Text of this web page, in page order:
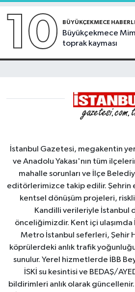
10 BÜYÜKÇEKMECE
Büyükçekmece
toprak kayması
İstanbul Gazetesi, megakentin
ve Anadolu Yakası'nın tüm
mahalle sorunları ve İlçe
editörlerimizce takip edilir. Şehrin
kentsel dönüşüm projeleri, riskli
Kandilli verileriyle İstanbul
önceliğimizdir. Kent içi ulaşımda
Metro İstanbul seferleri, Şehir
köprülerdeki anlık trafik
sunulur. Yerel hizmetlerde İBB
İSKİ su kesintisi ve BEDAŞ/
bildirimleri anlık olarak